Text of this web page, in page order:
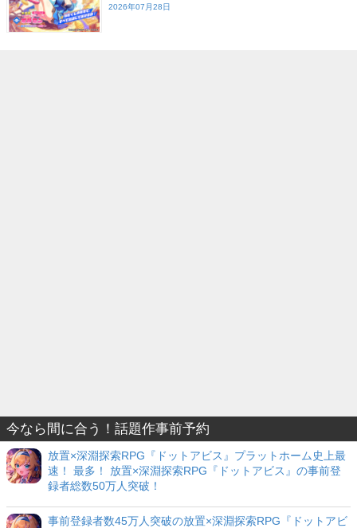
2026年07月28日
今なら間に合う！話題作事前予約
放置×深淵探索RPG『ドットアビス』プラットホーム史上最
速！ 最多！ 放置×深淵探索RPG『ドットアビス』の事前登
録者総数50万人突破！
事前登録者数45万人突破の放置×深淵探索RPG『ドットアビ